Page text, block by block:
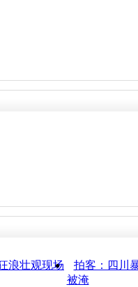
浪壮观现场
拍客：四川
被淹